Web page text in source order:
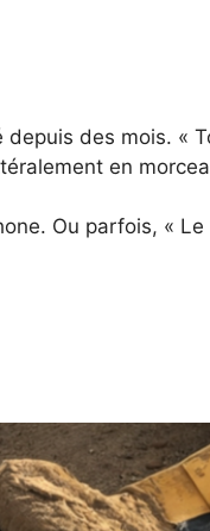
des mois. «
en
Ou parfois, «